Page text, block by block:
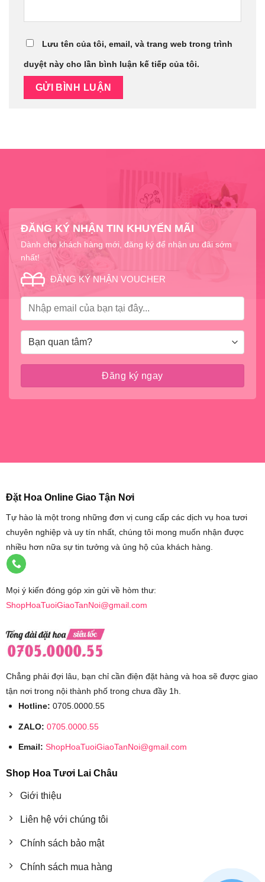
Lưu tên của tôi, email, và trang web trong trình
duyệt này cho lần bình luận kế tiếp của tôi.
ĐĂNG KÝ NHẬN TIN KHUYẾN MÃI
Dành cho khách hàng mới, đăng ký để nhận ưu đãi sớm
nhất!
ĐĂNG KÝ NHẬN VOUCHER
Đặt Hoa Online Giao Tận Nơi
Tự hào là một trong những đơn vị cung cấp các dịch vụ hoa tươi
chuyên nghiệp và uy tín nhất, chúng tôi mong muốn nhận được
nhiều hơn nữa sự tin tưởng và ủng hộ của khách hàng.
Mọi ý kiến đóng góp xin gửi về hòm thư:
ShopHoaTuoiGiaoTanNoi@gmail.com
Chẳng phải đợi lâu, bạn chỉ cần điện đặt hàng và hoa sẽ được giao
tận nơi trong nội thành phố trong chưa đầy 1h.
Hotline: 0705.0000.55
ZALO: 0705.0000.55
Email: ShopHoaTuoiGiaoTanNoi@gmail.com
Shop Hoa Tươi Lai Châu
Giới thiệu
Liên hệ với chúng tôi
Chính sách bảo mật
Chính sách mua hàng